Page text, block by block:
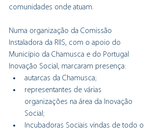
comunidades onde atuam.
Numa organização da Comissão
Instaladora da RIIS, com o apoio do
Município da Chamusca e do Portugal
Inovação Social, marcaram presença:
autarcas da Chamusca;
representantes de várias
organizações na área da Inovação
Social;
Incubadoras Sociais vindas de todo o